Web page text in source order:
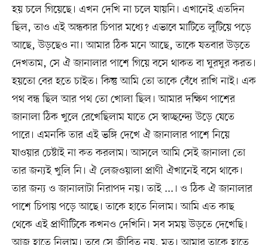
হয় চলে গিয়েছে। এখন দেখি না চলে যায়নি। এখানেই এতদিন
ছিল, তাও এই অন্ধকার চিপার মধ্যে? এভাবে মাটিতে লুটিয়ে পড়ে
আছে, উড়ছেও না। আমার ঠিক মনে আছে, তাকে যতবার উড়তে
দেখতাম, সে ঐ জানালার পাশে গিয়ে বসে থাকত বা ঘুরঘুর করত।
হয়তো বের হতে চাইত। কিন্তু আমি তো তাকে বেঁধে রাখি নাই। এক
পথ বন্ধ ছিল আর পথ তো খোলা ছিল। আমার দক্ষিণ পাশের
জানালা ঠিক খুলে রেখেছিলাম যাতে সে স্বাচ্ছন্দ্যে উড়ে যেতে
পারে। এমনকি তার এই ভঙ্গি দেখে ঐ জানালার পাশে নিয়ে
যাওয়ার চেষ্টাই না কত করলাম। আসলে আমি সেই জানালা তো
তার জন্যই খুলি নি। ঐ লেজওয়ালা প্রাণী ঐখানেই বসে থাকে।
তার জন্য ও জানালাটা নিরাপদ নয়। তাই ...। ও ঠিক ঐ জানালার
পাশে চিপায় পড়ে আছে। তাকে হাতে নিলাম। আমি এত কাছ
থেকে এই প্রাণীটিকে কখনও দেখিনি। সব সময় উড়তে দেখেছি।